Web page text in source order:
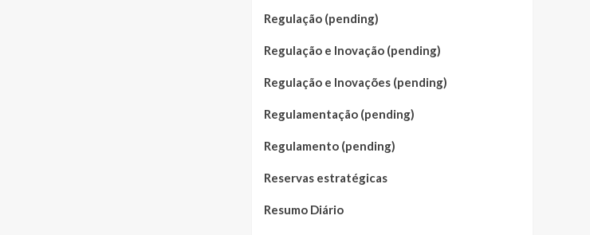
Regulação (pending)
Regulação e Inovação (pending)
Regulação e Inovações (pending)
Regulamentação (pending)
Regulamento (pending)
Reservas estratégicas
Resumo Diário